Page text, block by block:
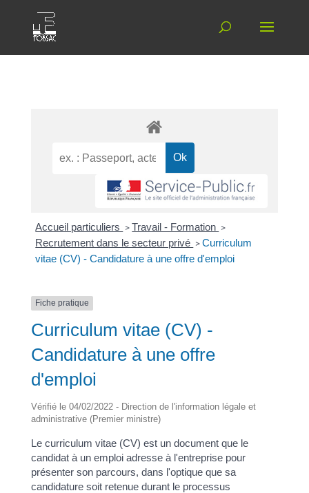
Accueil particuliers >Travail - Formation >
Recrutement dans le secteur privé >Curriculum
vitae (CV) - Candidature à une offre d'emploi
Fiche pratique
Curriculum vitae (CV) -
Candidature à une offre
d'emploi
Vérifié le 04/02/2022 - Direction de l'information légale et
administrative (Premier ministre)
Le curriculum vitae (CV) est un document que le
candidat à un emploi adresse à l'entreprise pour
présenter son parcours, dans l'optique que sa
candidature soit retenue durant le processus